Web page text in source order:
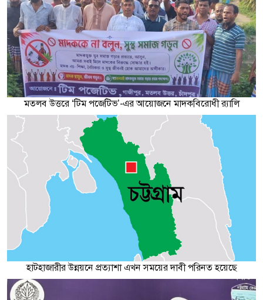
মতলব উত্তরে ‘টিম পজেটিভ’-এর আয়োজনে মাদকবিরোধী র‌্যালি
হাটহাজারীর উন্নয়নে প্রত্যাশা এখন সময়ের দাবী পরিনত হয়েছে